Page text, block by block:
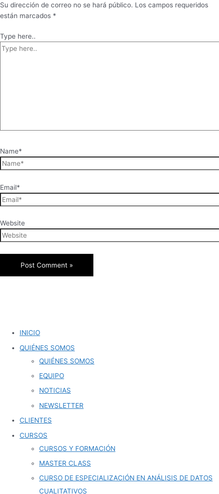
Su dirección de correo no se hará público. Los campos requeridos
están marcados *
Type here..
Name*
Email*
Website
INICIO
QUIÉNES SOMOS
QUIÉNES SOMOS
EQUIPO
NOTICIAS
NEWSLETTER
CLIENTES
CURSOS
CURSOS Y FORMACIÓN
MASTER CLASS
CURSO DE ESPECIALIZACIÓN EN ANÁLISIS DE DATOS
CUALITATIVOS